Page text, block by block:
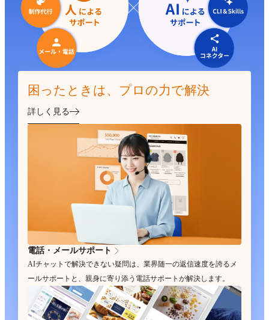
困ったときは、プロの力で解決
詳しく見る
電話・メールサポート
AIチャットで解決できない疑問は、業界随一の返信速度を誇るメ
ールサポートと、親身に寄り添う電話サポートが解決します。